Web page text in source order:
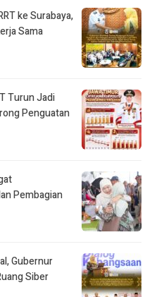
ke Surabaya,
Sama
Turun Jadi
Penguatan
Pembagian
Gubernur
Siber